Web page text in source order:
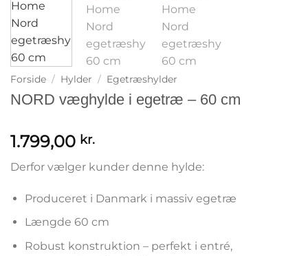
Forside / Hylder / Egetræshylder
NORD væghylde i egetræ – 60 cm
1.799,00 kr.
Derfor vælger kunder denne hylde:
Produceret i Danmark i massiv egetræ
Længde 60 cm
Robust konstruktion – perfekt i entré,